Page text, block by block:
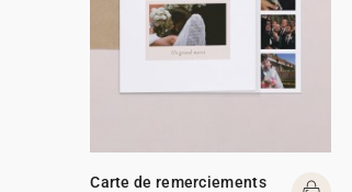
Carte de remerciements